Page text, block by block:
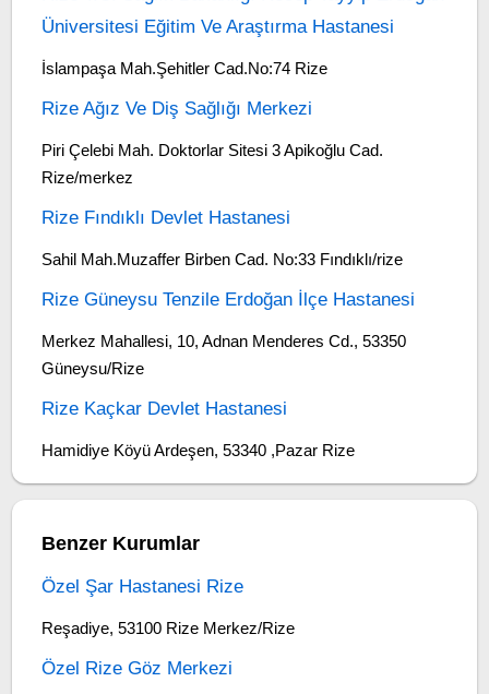
Üniversitesi Eğitim Ve Araştırma Hastanesi
İslampaşa Mah.Şehitler Cad.No:74 Rize
Rize Ağız Ve Diş Sağlığı Merkezi
Piri Çelebi Mah. Doktorlar Sitesi 3 Apikoğlu Cad.
Rize/merkez
Rize Fındıklı Devlet Hastanesi
Sahil Mah.Muzaffer Birben Cad. No:33 Fındıklı/rize
Rize Güneysu Tenzile Erdoğan İlçe Hastanesi
Merkez Mahallesi, 10, Adnan Menderes Cd., 53350
Güneysu/Rize
Rize Kaçkar Devlet Hastanesi
Hamidiye Köyü Ardeşen, 53340 ,Pazar Rize
Benzer Kurumlar
Özel Şar Hastanesi Rize
Reşadiye, 53100 Rize Merkez/Rize
Özel Rize Göz Merkezi